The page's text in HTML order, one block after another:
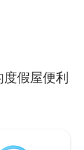
分（满分 5 分）
假屋便利